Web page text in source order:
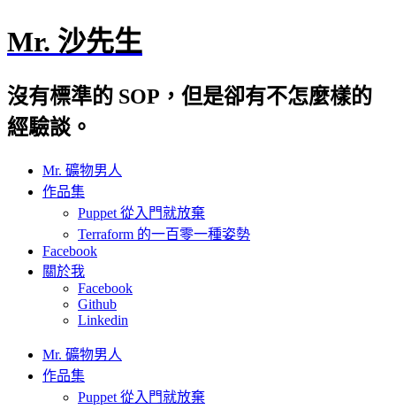
Mr. 沙先生
沒有標準的 SOP，但是卻有不怎麼樣的
經驗談。
Mr. 礦物男人
作品集
Puppet 從入門就放棄
Terraform 的一百零一種姿勢
Facebook
關於我
Facebook
Github
Linkedin
Mr. 礦物男人
作品集
Puppet 從入門就放棄